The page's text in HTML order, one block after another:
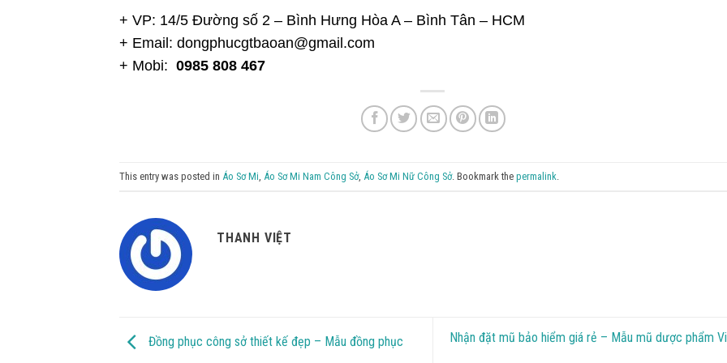
+ VP: 14/5 Đường số 2 – Bình Hưng Hòa A – Bình Tân – HCM
+ Email: dongphucgtbaoan@gmail.com
+ Mobi: 0985 808 467
This entry was posted in Áo Sơ Mi Áo Sơ Mi Nam Công Sở, Áo Sơ Mi Nữ Công Sở. Bookmark the permalink
THANH VIỆT
Đồng phục công sở thiết kế đẹp – Mẫu đồng phục
Nhận đặt mũ bảo hiểm giá rẻ – Mẫu mũ dược phẩm